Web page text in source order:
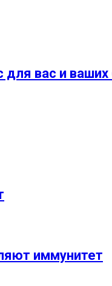
вас и ваших
иммунитет